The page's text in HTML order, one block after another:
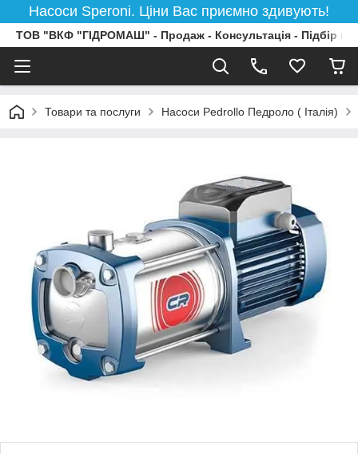
Насоси Speroni. Ціни Вас приємно здивують!
ТОВ "ВКФ "ГІДРОМАШ" - Продаж - Консультація - Підбір
Товари та послуги Насоси Pedrollo Педроло ( Італія)